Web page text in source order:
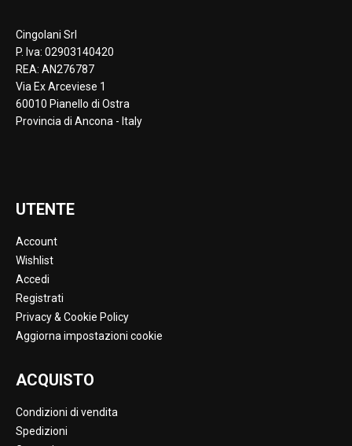
Cingolani Srl
P. Iva: 02903140420
REA: AN276787
Via Ex Arceviese 1
60010 Pianello di Ostra
Provincia di Ancona - Italy
UTENTE
Account
Wishlist
Accedi
Registrati
Privacy & Cookie Policy
Aggiorna impostazioni cookie
ACQUISTO
Condizioni di vendita
Spedizioni